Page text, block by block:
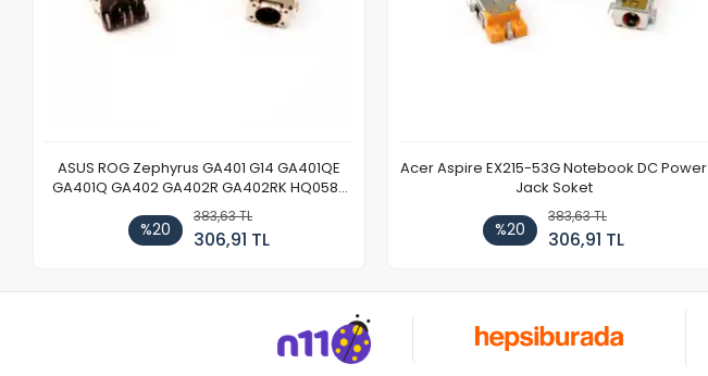
ASUS ROG Zephyrus GA401 G14 GA401QE
GA401Q GA402 GA402R GA402RK HQ058T
GA503QR GA503QS GA503QM GA503QE
GX650 Notebook DC Power Jack Soketi
%20
383,63 TL
306,91 TL
Acer Aspire EX215-53G Notebook DC Power
Jack Soket
%20
383,63 TL
306,91 TL